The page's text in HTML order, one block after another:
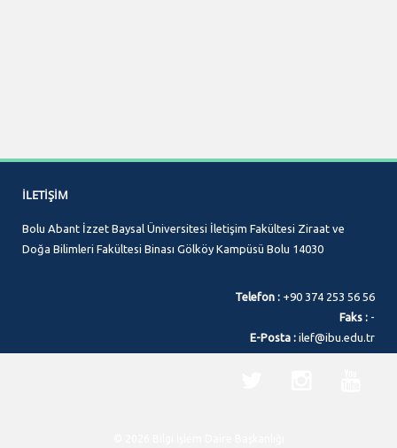
İLETIŞIM
Bolu Abant İzzet Baysal Üniversitesi İletişim Fakültesi Ziraat ve
Doğa Bilimleri Fakültesi Binası Gölköy Kampüsü Bolu 14030
Telefon : +90 374 253 56 56
Faks : -
E-Posta : ilef@ibu.edu.tr